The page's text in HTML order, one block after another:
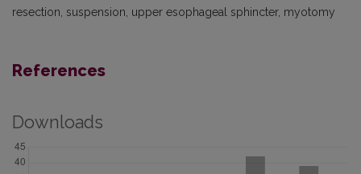
resection, suspension, upper esophageal sphincter, myotomy
References
Downloads